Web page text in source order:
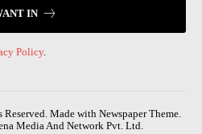
IN
Policy.
Made with Newspaper Theme.
Media And Network Pvt. Ltd.